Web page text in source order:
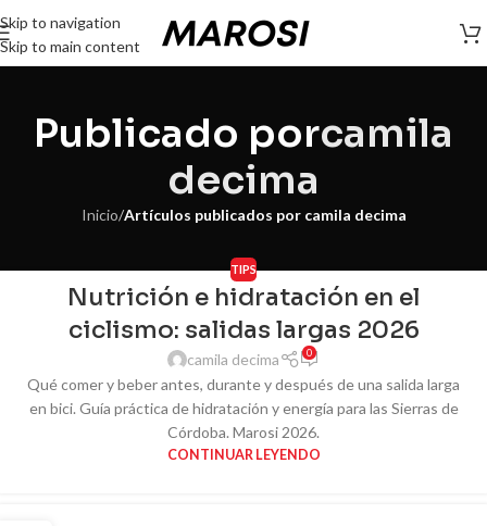
Skip to navigation
Skip to main content
Publicado porcamila
decima
Inicio/Artículos publicados por camila decima
TIPS
Nutrición e hidratación en el
ciclismo: salidas largas 2026
camila decima 0
Qué comer y beber antes, durante y después de una salida larga
en bici. Guía práctica de hidratación y energía para las Sierras de
Córdoba. Marosi 2026.
CONTINUAR LEYENDO